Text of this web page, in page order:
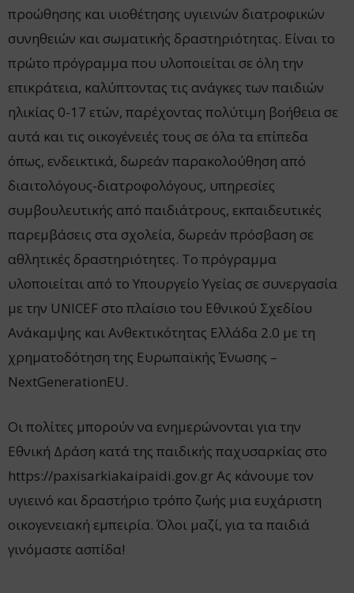
προώθησης και υιοθέτησης υγιεινών διατροφικών
συνηθειών και σωματικής δραστηριότητας. Είναι το
πρώτο πρόγραμμα που υλοποιείται σε όλη την
επικράτεια, καλύπτοντας τις ανάγκες των παιδιών
ηλικίας 0-17 ετών, παρέχοντας πολύτιμη βοήθεια σε
αυτά και τις οικογένειές τους σε όλα τα επίπεδα
όπως, ενδεικτικά, δωρεάν παρακολούθηση από
διαιτολόγους-διατροφολόγους, υπηρεσίες
συμβουλευτικής από παιδιάτρους, εκπαιδευτικές
παρεμβάσεις στα σχολεία, δωρεάν πρόσβαση σε
αθλητικές δραστηριότητες. To πρόγραμμα
υλοποιείται από το Υπουργείο Υγείας σε συνεργασία
με την UNICEF στο πλαίσιο του Εθνικού Σχεδίου
Ανάκαμψης και Ανθεκτικότητας Ελλάδα 2.0 με τη
χρηματοδότηση της Ευρωπαϊκής Ένωσης –
NextGenerationEU.
Οι πολίτες μπορούν να ενημερώνονται για την
Εθνική Δράση κατά της παιδικής παχυσαρκίας στο
https://paxisarkiakaipaidi.gov.gr Ας κάνουμε τον
υγιεινό και δραστήριο τρόπο ζωής μια ευχάριστη
οικογενειακή εμπειρία. Όλοι μαζί, για τα παιδιά
γινόμαστε ασπίδα!